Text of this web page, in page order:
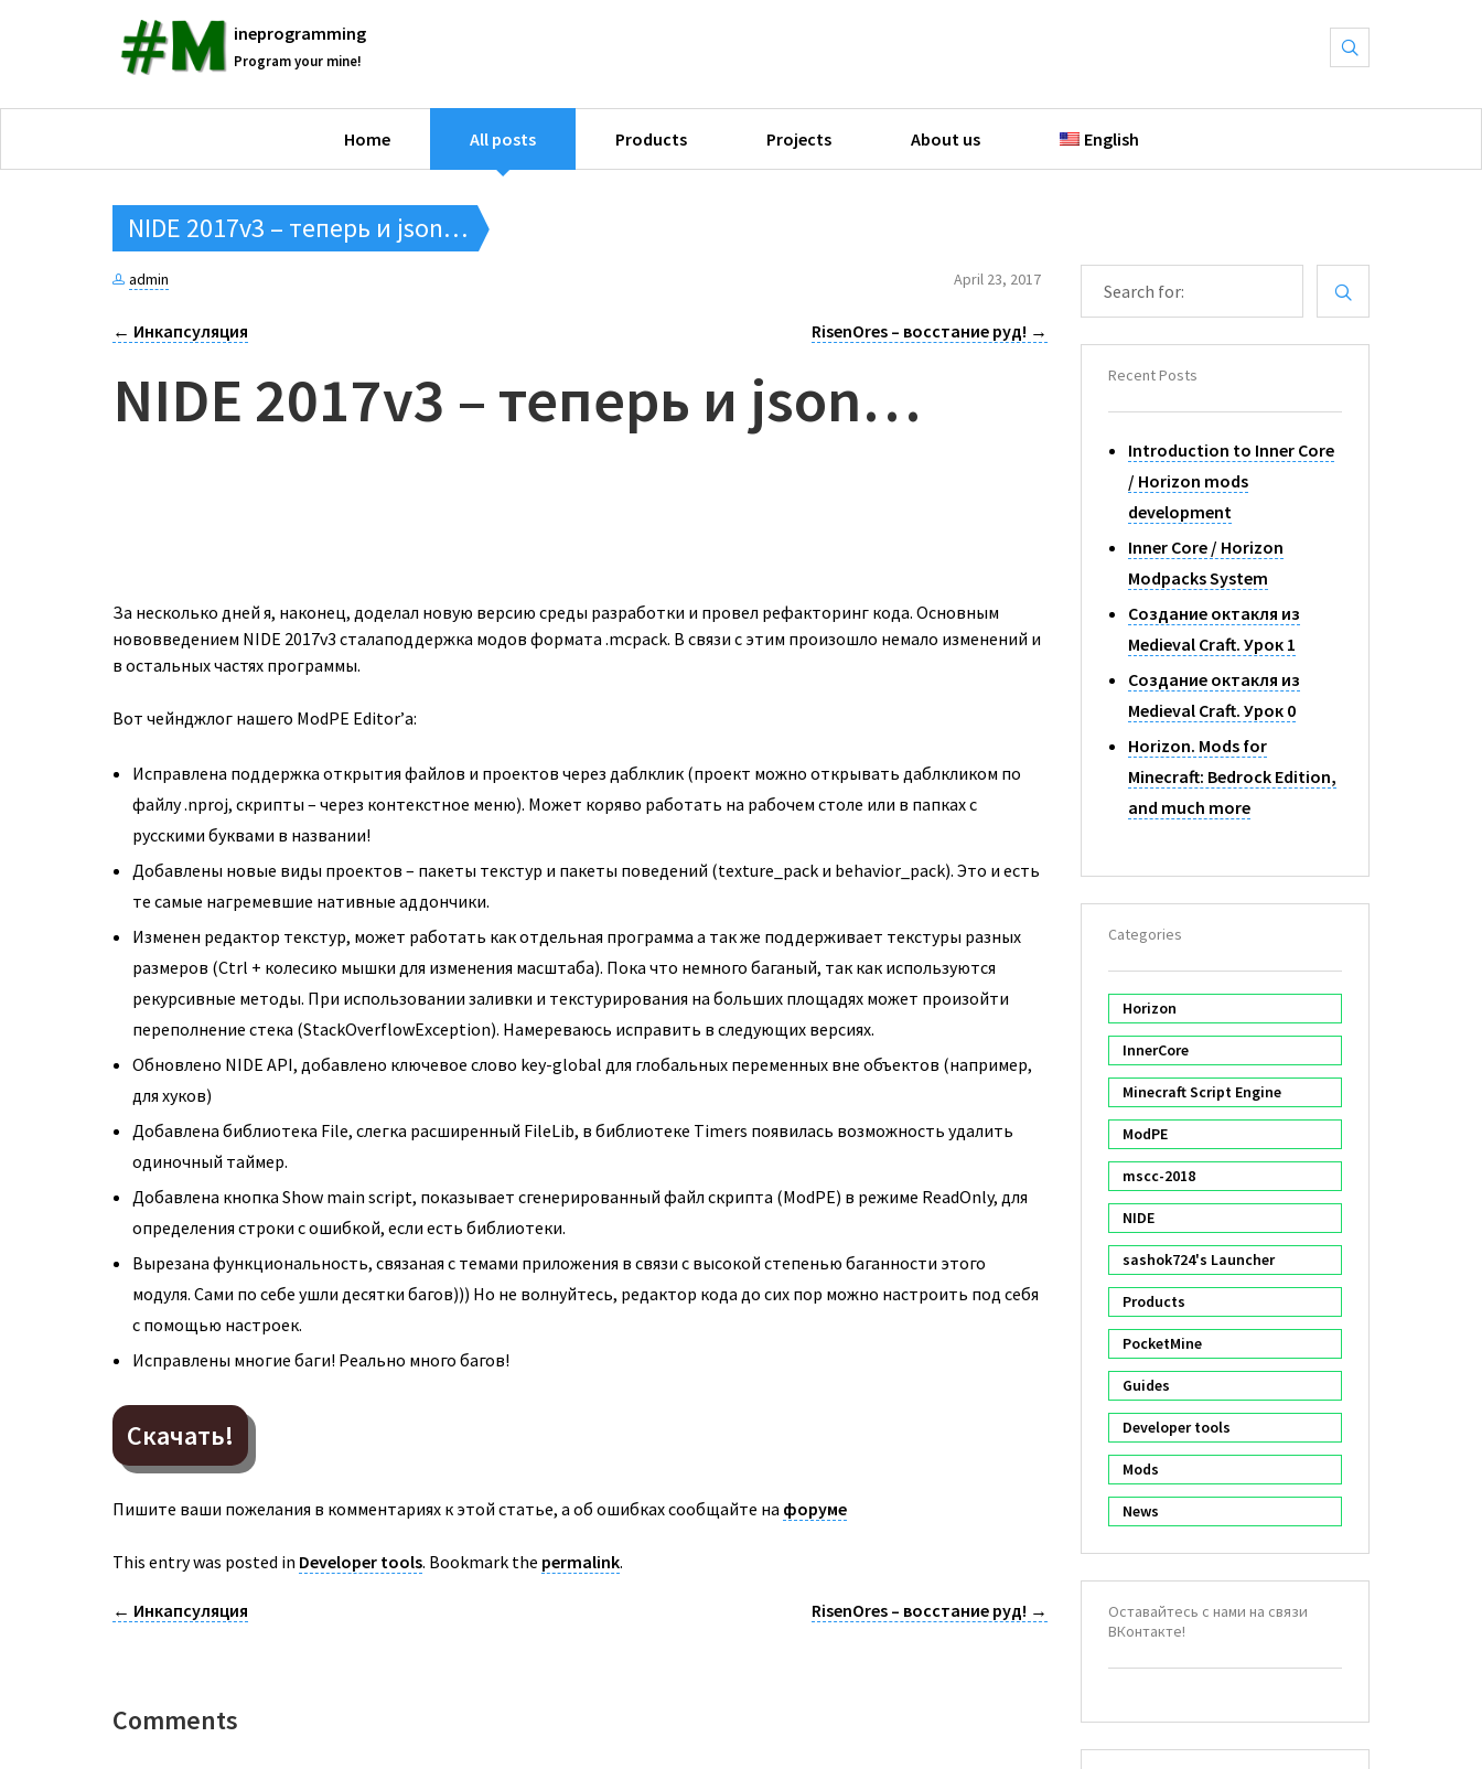
ineprogramming
Program your mine!
Home All posts Products Projects About us English
NIDE 2017v3 – теперь и json…
admin April 23, 2017
← Инкапсуляция RisenOres – восстание руд! →
NIDE 2017v3 – теперь и json…
За несколько дней я, наконец, доделал новую версию среды разработки и провел рефакторинг кода. Основным
нововведением NIDE 2017v3 сталаподдержка модов формата .mcpack. В связи с этим произошло немало изменений и
в остальных частях программы.
Вот чейнджлог нашего ModPE Editor’а:
Исправлена поддержка открытия файлов и проектов через даблклик (проект можно открывать даблкликом по
файлу .nproj, скрипты – через контекстное меню). Может коряво работать на рабочем столе или в папках с
русскими буквами в названии!
Добавлены новые виды проектов – пакеты текстур и пакеты поведений (texture_pack и behavior_pack). Это и есть
те самые нагремевшие нативные аддончики.
Изменен редактор текстур, может работать как отдельная программа а так же поддерживает текстуры разных
размеров (Ctrl + колесико мышки для изменения масштаба). Пока что немного баганый, так как используются
рекурсивные методы. При использовании заливки и текстурирования на больших площадях может произойти
переполнение стека (StackOverflowException). Намереваюсь исправить в следующих версиях.
Обновлено NIDE API, добавлено ключевое слово key-global для глобальных переменных вне объектов (например,
для хуков)
Добавлена библиотека File, слегка расширенный FileLib, в библиотеке Timers появилась возможность удалить
одиночный таймер.
Добавлена кнопка Show main script, показывает сгенерированный файл скрипта (ModPE) в режиме ReadOnly, для
определения строки с ошибкой, если есть библиотеки.
Вырезана функциональность, связаная с темами приложения в связи с высокой степенью баганности этого
модуля. Сами по себе ушли десятки багов))) Но не волнуйтесь, редактор кода до сих пор можно настроить под себя
с помощью настроек.
Исправлены многие баги! Реально много багов!
Скачать!
Пишите ваши пожелания в комментариях к этой статье, а об ошибках сообщайте на форуме
This entry was posted in Developer tools. Bookmark the permalink.
← Инкапсуляция RisenOres – восстание руд! →
Comments
A
R
Recent Posts
Introduction to Inner Core
/ Horizon mods
development
Inner Core / Horizon
Modpacks System
Создание октакля из
Medieval Craft. Урок 1
Создание октакля из
Medieval Craft. Урок 0
Horizon. Mods for
Minecraft: Bedrock Edition,
and much more
Categories
Horizon
InnerCore
Minecraft Script Engine
ModPE
mscc-2018
NIDE
sashok724's Launcher
Products
PocketMine
Guides
Developer tools
Mods
News
Оставайтесь с нами на связи
ВКонтакте!